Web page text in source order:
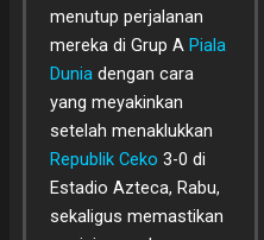
menutup perjalanan
mereka di Grup A Piala
Dunia dengan cara
yang meyakinkan
setelah menaklukkan
Republik Ceko 3-0 di
Estadio Azteca, Rabu,
sekaligus memastikan